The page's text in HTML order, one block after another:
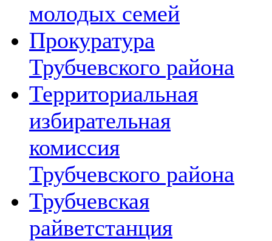
молодых семей
Прокуратура
Трубчевского района
Территориальная
избирательная
комиссия
Трубчевского района
Трубчевская
райветстанция